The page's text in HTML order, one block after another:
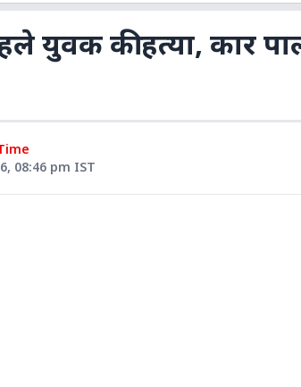
युवक की हत्या, कार
, 08:46 pm IST